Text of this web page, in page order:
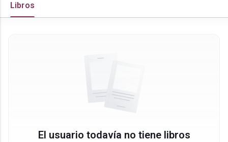
Libros
El usuario todavía no tiene libros